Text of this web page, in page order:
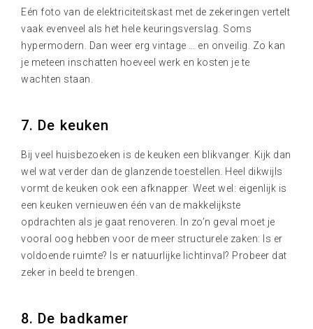
Eén foto van de elektriciteitskast met de zekeringen vertelt
vaak evenveel als het hele keuringsverslag. Soms
hypermodern. Dan weer erg vintage … en onveilig. Zo kan
je meteen inschatten hoeveel werk en kosten je te
wachten staan.
7. De keuken
Bij veel huisbezoeken is de keuken een blikvanger. Kijk dan
wel wat verder dan de glanzende toestellen. Heel dikwijls
vormt de keuken ook een afknapper. Weet wel: eigenlijk is
een keuken vernieuwen één van de makkelijkste
opdrachten als je gaat renoveren. In zo’n geval moet je
vooral oog hebben voor de meer structurele zaken: Is er
voldoende ruimte? Is er natuurlijke lichtinval? Probeer dat
zeker in beeld te brengen.
8. De badkamer